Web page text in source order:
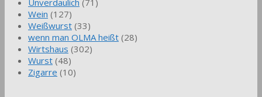
Wein (127)
Weißwurst (33)
wenn man OLMA heißt (28)
Wirtshaus (302)
Wurst (48)
Zigarre (10)